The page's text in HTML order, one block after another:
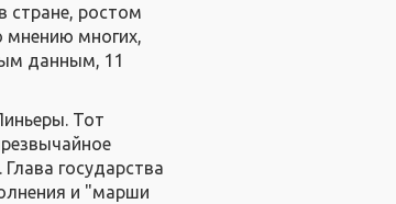
стране, ростом
мнению многих,
данным, 11
Тот
государства
и "марши